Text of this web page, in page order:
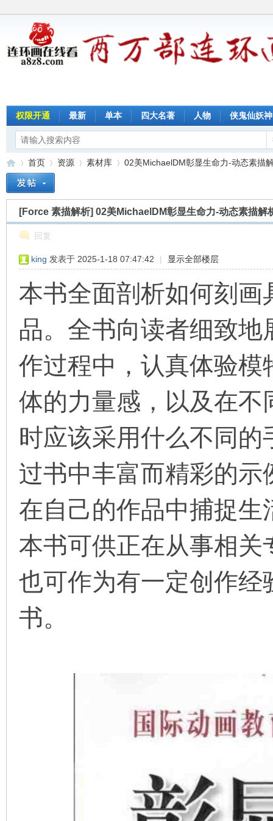
权限开通 最新 单本 四大名著 人物 侠鬼仙妖神
»
首页
›
资源
›
素材库
›
02美MichaelDM彰显生命力-动态素描
[Force 素描解析] 02美MichaelDM彰显生命力-动态素描解
回复
king 发表于 2025-1-18 07:47:42 | 显示全部楼层
本书全面剖析如何刻
品。全书向读者细致
作过程中，认真体验
体的力量感，以及在
时应该采用什么不同
过书中丰富而精彩的
在自己的作品中捕捉生
本书可供正在从事相
也可作为有一定创作
书。